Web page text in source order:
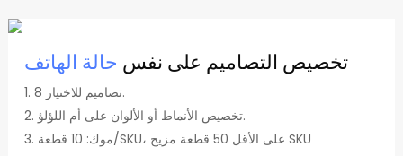
تخصيص التصاميم على نفس حالة الهاتف
1. 8 تصاميم للاختيار.
2. تخصيص الأنماط أو الألوان على أم اللؤلؤ.
3. موك: 10 قطعة/SKU، على الأقل 50 قطعة مزيج SKU